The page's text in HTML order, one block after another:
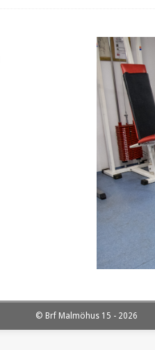
© Brf Malmöhus 15 - 2026